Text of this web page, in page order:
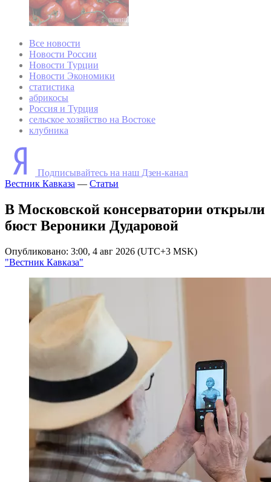
Все новости
Новости России
Новости Турции
Новости Экономики
статистика
абрикосы
Россия и Турция
сельское хозяйство на Востоке
клубника
Подписывайтесь на наш Дзен-канал
Вестник Кавказа — Статьи
В Московской консерватории открыли
бюст Вероники Дударовой
Опубликовано: 3:00, 4 авг 2026 (UTC+3 MSK)
"Вестник Кавказа"